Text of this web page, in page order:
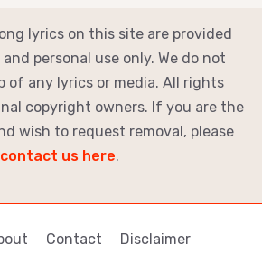
lyrics on this site are provided
personal use only. We do not
of any lyrics or media. All rights
copyright owners. If you are the
wish to request removal, please
contact us here.
Contact Disclaimer